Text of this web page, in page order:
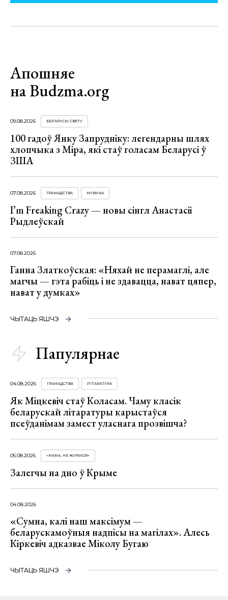
Апошняе
на Budzma.org
09.08.2026 БЕЛАРУСЫ СВЕТУ
100 гадоў Янку Запрудніку: легендарны шлях
хлопчыка з Міра, які стаў голасам Беларусі ў
ЗША
07.08.2026 ГРАМАДСТВА МУЗЫКА
I’m Freaking Crazy — новы сінгл Анастасіі
Рыдлеўскай
07.08.2026
Ганна Златкоўская: «Няхай не перамаглі, але
магчы — гэта рабіць і не здавацца, нават цяпер,
нават у думках»
ЧЫТАЦЬ ЯШЧЭ
Папулярнае
04.08.2026 ГРАМАДСТВА ЛІТАРАТУРА
Як Міцкевіч стаў Коласам. Чаму класік
беларускай літаратуры карыстаўся
псеўданімам замест уласнага прозвішча?
05.08.2026 «МАМА, НЕ ЖУРЫСЯ!»
Залегчы на дно ў Крыме
04.08.2026
«Сумна, калі наш максімум —
беларускамоўныя надпісы на магілах». Алесь
Кіркевіч адказвае Міколу Бугаю
ЧЫТАЦЬ ЯШЧЭ